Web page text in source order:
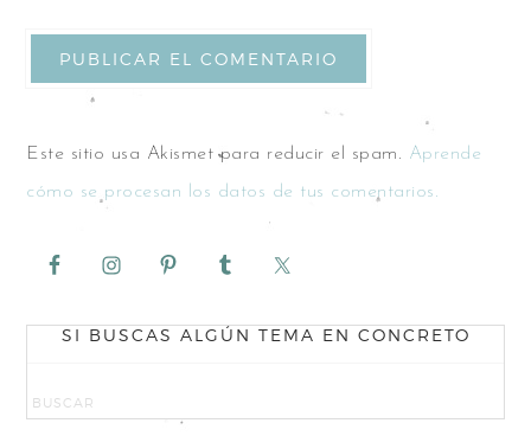
Este sitio usa Akismet para reducir el spam. Aprende
cómo se procesan los datos de tus comentarios.
SI BUSCAS ALGÚN TEMA EN CONCRETO